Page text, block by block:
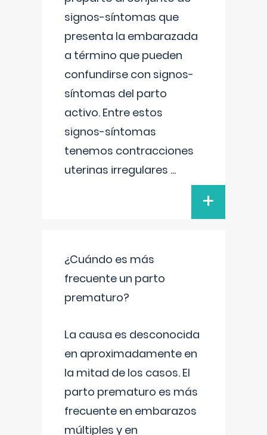
signos-síntomas que
presenta la embarazada
a término que pueden
confundirse con signos-
síntomas del parto
activo. Entre estos
signos-síntomas
tenemos contracciones
uterinas irregulares ...
+
¿Cuándo es más
frecuente un parto
prematuro?
La causa es desconocida
en aproximadamente en
la mitad de los casos. El
parto prematuro es más
frecuente en embarazos
múltiples y en